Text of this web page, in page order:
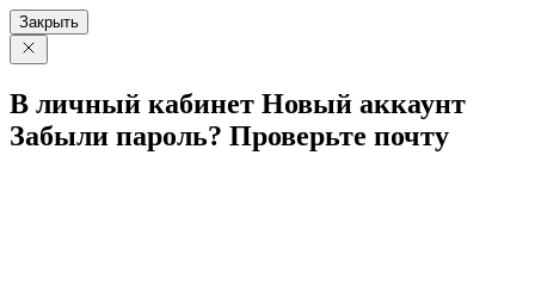
Закрыть
В личный кабинет Новый аккаунт
Забыли пароль? Проверьте почту